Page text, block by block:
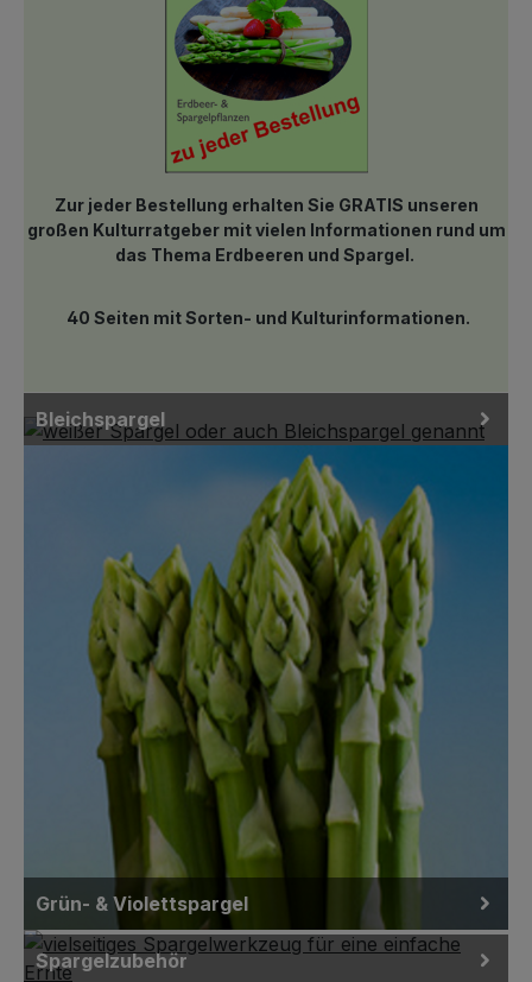
Zur jeder Bestellung erhalten Sie GRATIS unseren
großen Kulturratgeber mit vielen Informationen rund um
das Thema Erdbeeren und Spargel.
40 Seiten mit Sorten- und Kulturinformationen.
Bleichspargel
Grün- & Violettspargel
Spargelzubehör